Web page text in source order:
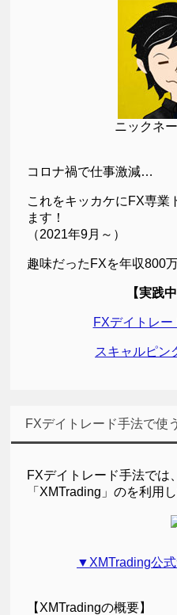
ニックネ
コロナ禍で仕事激減…
これをキッカケにFX専業
ます！
（2021年9月～）
趣味だったFXを年収800万
【実践
FXデイトレー
スキャルピン
FXデイトレード手法で使
FXデイトレード手法では
「XMTrading」のを利用
▼XMTrading公
【XMTradingの概要】